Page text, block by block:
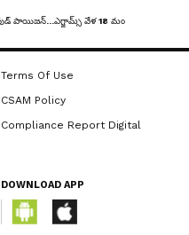
Terms Of Use
CSAM Policy
Compliance Report Digital
DOWNLOAD APP